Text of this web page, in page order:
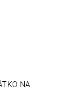
NA